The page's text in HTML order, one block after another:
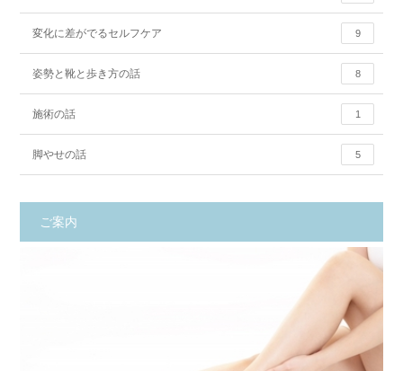
変化に差がでるセルフケア 9
姿勢と靴と歩き方の話 8
施術の話 1
脚やせの話 5
ご案内